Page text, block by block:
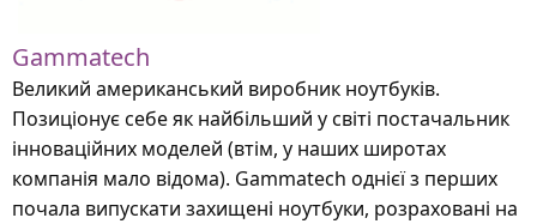
Gammatech
Великий американський виробник ноутбуків.
Позиціонує себе як найбільший у світі постачальник
інноваційних моделей (втім, у наших широтах
компанія мало відома). Gammatech однієї з перших
почала випускати захищені ноутбуки, розраховані на